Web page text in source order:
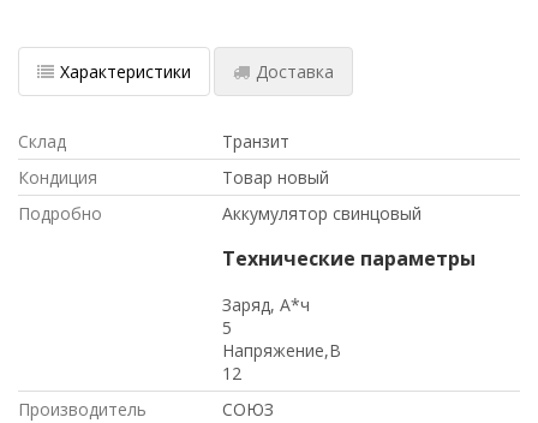
Характеристики Доставка
Склад
Транзит
Кондиция
Товар новый
Подробно
Аккумулятор свинцовый
Технические параметры
Заряд, А*ч
5
Напряжение,В
12
Производитель
СОЮЗ